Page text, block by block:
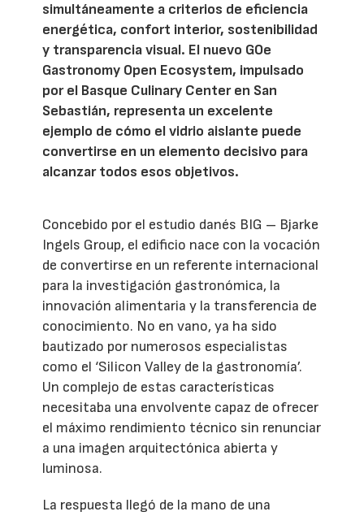
simultáneamente a criterios de eficiencia
energética, confort interior, sostenibilidad
y transparencia visual. El nuevo GOe
Gastronomy Open Ecosystem, impulsado
por el Basque Culinary Center en San
Sebastián, representa un excelente
ejemplo de cómo el vidrio aislante puede
convertirse en un elemento decisivo para
alcanzar todos esos objetivos.
Concebido por el estudio danés BIG – Bjarke
Ingels Group, el edificio nace con la vocación
de convertirse en un referente internacional
para la investigación gastronómica, la
innovación alimentaria y la transferencia de
conocimiento. No en vano, ya ha sido
bautizado por numerosos especialistas
como el ‘Silicon Valley de la gastronomía’.
Un complejo de estas características
necesitaba una envolvente capaz de ofrecer
el máximo rendimiento técnico sin renunciar
a una imagen arquitectónica abierta y
luminosa.
La respuesta llegó de la mano de una